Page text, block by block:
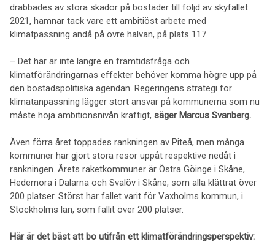
drabbades av stora skador på bostäder till följd av skyfallet
2021, hamnar tack vare ett ambitiöst arbete med
klimatpassning ändå på övre halvan, på plats 117.
– Det här är inte längre en framtidsfråga och
klimatförändringarnas effekter behöver komma högre upp på
den bostadspolitiska agendan. Regeringens strategi för
klimatanpassning lägger stort ansvar på kommunerna som nu
måste höja ambitionsnivån kraftigt, säger Marcus Svanberg.
Även förra året toppades rankningen av Piteå, men många
kommuner har gjort stora resor uppåt respektive nedåt i
rankningen. Årets raketkommuner är Östra Göinge i Skåne,
Hedemora i Dalarna och Svalöv i Skåne, som alla klättrat över
200 platser. Störst har fallet varit för Vaxholms kommun, i
Stockholms län, som fallit över 200 platser.
Här är det bäst att bo utifrån ett klimatförändringsperspektiv: